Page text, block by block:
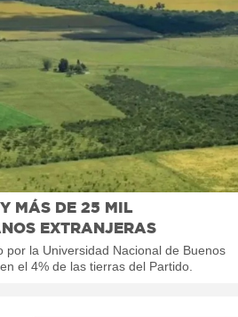
MÁS DE 25 MIL
EXTRANJERAS
por la Universidad Nacional de Buenos
el 4% de las tierras del Partido.